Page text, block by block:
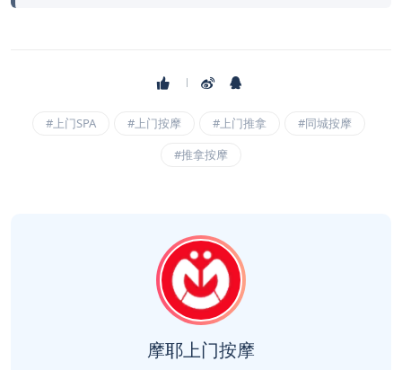
#上门SPA #上门按摩 #上门推拿
#同城按摩
#推拿按摩
摩耶上门按摩